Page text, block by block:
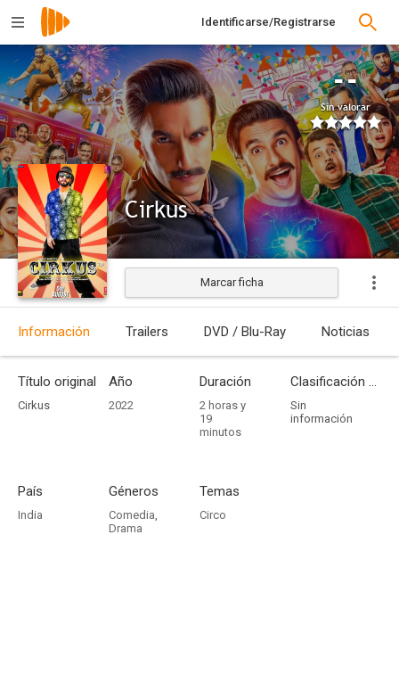
Identificarse/Registrarse
--
Sin valorar
Cirkus
Estrenada
Marcar ficha
Información Trailers DVD / Blu-Ray Noticias
Título original
Cirkus
Año
2022
Duración
2 horas y
19
minutos
Clasificación por edades
Sin
información
País
India
Géneros
Comedia,
Drama
Temas
Circo